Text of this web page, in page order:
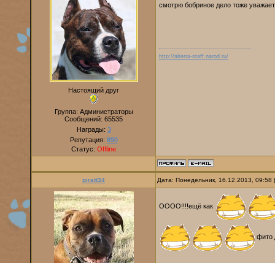
Настоящий друг
Группа: Администраторы
Сообщений: 65535
Награды: 3
Репутация: 890
Статус: Offline
смотрю бобриное дело тоже
http://alterra-staff.narod.ru/
piratt34 Дата: Понедельник, 16.12.2013,
ОООО!!!!ещё как
фито